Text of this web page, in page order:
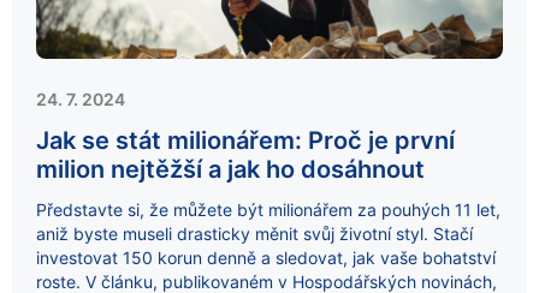
24. 7. 2024
Jak se stát milionářem: Proč je první
milion nejtěžší a jak ho dosáhnout
Představte si, že můžete být milionářem za pouhých 11 let,
aniž byste museli drasticky měnit svůj životní styl. Stačí
investovat 150 korun denně a sledovat, jak vaše bohatství
roste. V článku, publikovaném v Hospodářských novinách,